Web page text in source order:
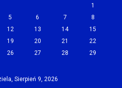
1
5 6 7
8
12 13 14
15
19 20 21
22
26 27 28
29
Sierpień 9, 2026